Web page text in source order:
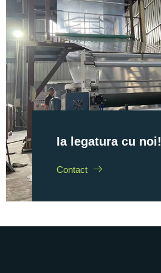
Ia legatura cu noi!
Contact